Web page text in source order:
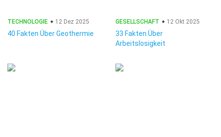
TECHNOLOGIE 12 Dez 2025
40 Fakten Über Geothermie
GESELLSCHAFT 12 Okt 2025
33 Fakten Über
Arbeitslosigkeit